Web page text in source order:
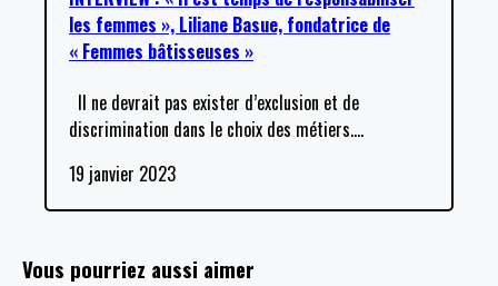
les femmes », Liliane Basue, fondatrice de
« Femmes bâtisseuses »
Il ne devrait pas exister d’exclusion et de
discrimination dans le choix des métiers.…
19 janvier 2023
Vous pourriez aussi aimer